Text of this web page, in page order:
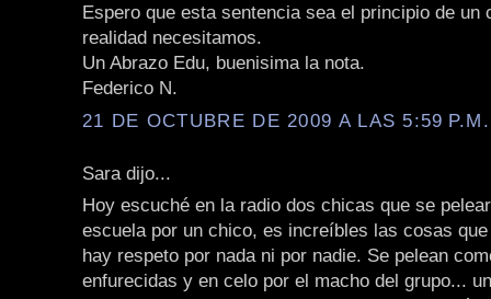
Espero que esta sentencia sea el principio de un
realidad necesitamos.
Un Abrazo Edu, buenisima la nota.
Federico N.
21 DE OCTUBRE DE 2009 A LAS 5:59 P.M.
Sara dijo...
Hoy escuché en la radio dos chicas que se
escuela por un chico, es increíbles las cosas
hay respeto por nada ni por nadie. Se pelean
enfurecidas y en celo por el macho del grupo...